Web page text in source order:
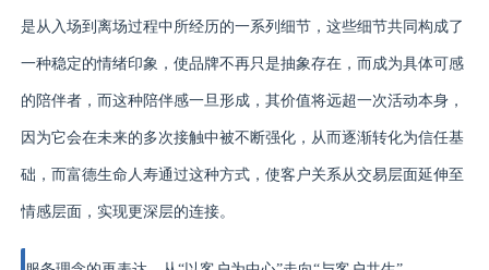
是从入场到离场过程中所经历的一系列细节，这些细节共同构成了
一种稳定的情绪印象，使品牌不再只是抽象存在，而成为具体可感
的陪伴者，而这种陪伴感一旦形成，其价值将远超一次活动本身，
因为它会在未来的多次接触中被不断强化，从而逐渐转化为信任基
础，而富德生命人寿通过这种方式，使客户关系从交易层面延伸至
情感层面，实现更深层的连接。